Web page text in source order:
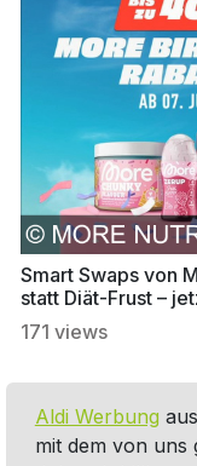
Smart Swaps von
statt Diät-Frust –
171 views
Aldi Werbung
mit dem von uns